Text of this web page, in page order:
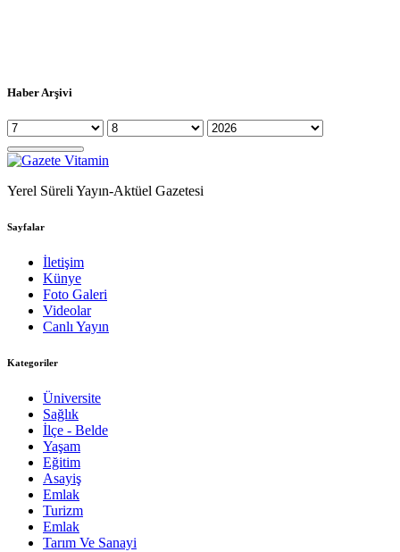
Haber Arşivi
Yerel Süreli Yayın-Aktüel Gazetesi
Sayfalar
İletişim
Künye
Foto Galeri
Videolar
Canlı Yayın
Kategoriler
Üniversite
Sağlık
İlçe - Belde
Yaşam
Eğitim
Asayiş
Emlak
Turizm
Emlak
Tarım Ve Sanayi